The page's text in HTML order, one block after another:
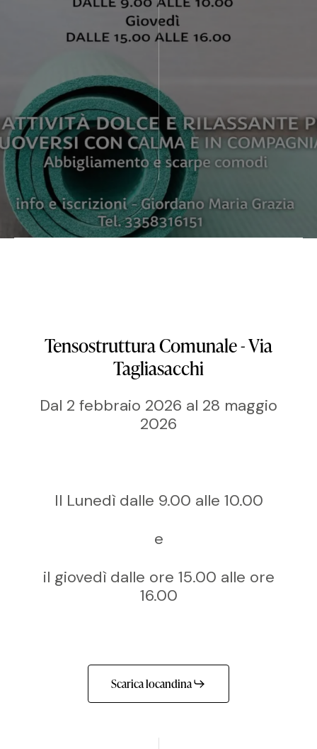
Tensostruttura Comunale - Via
Tagliasacchi
Dal 2 febbraio 2026 al 28 maggio
2026
Il Lunedì dalle 9.00 alle 10.00
e
il giovedì dalle ore 15.00 alle ore
16.00
Scarica locandina